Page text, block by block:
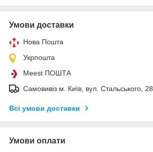
Умови доставки
Нова Пошта
Укрпошта
Meest ПОШТА
Самовивіз м. Київ, вул. Стальського, 28
Всі умови доставки
Умови оплати